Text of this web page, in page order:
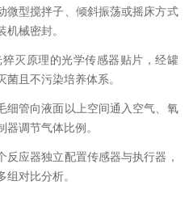
型搅拌子、倾斜振荡或摇床方式
械密封。
灭原理的光学传感器贴片，经罐
且不污染培养体系。
管向液面以上空间通入空气、氧
调节气体比例。
应器独立配置传感器与执行器，
对比分析。